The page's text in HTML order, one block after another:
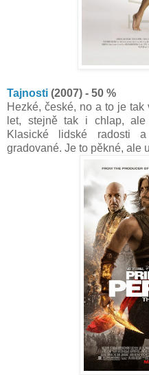
Tajnosti (2007) - 50 %
Hezké, české, no a to je
let, stejně tak i chlap,
Klasické lidské radosti
gradované. Je to pěkné, ale